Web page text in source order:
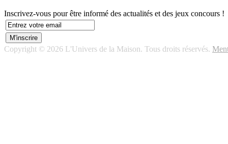
Inscrivez-vous pour être informé des actualités et des jeux concours !
Copyright © 2026 L'Univers de la Maison. Tous droits réservés.